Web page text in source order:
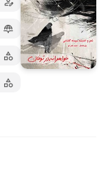
کتاب‌های متنی